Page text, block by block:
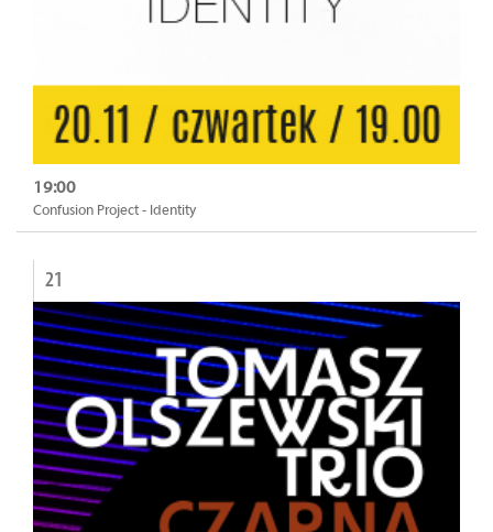
19:00
Confusion Project - Identity
21